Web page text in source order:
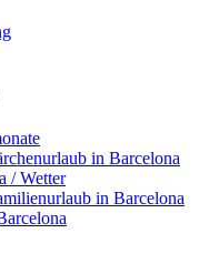
in Barcelona
/ Wetter
in Barcelona